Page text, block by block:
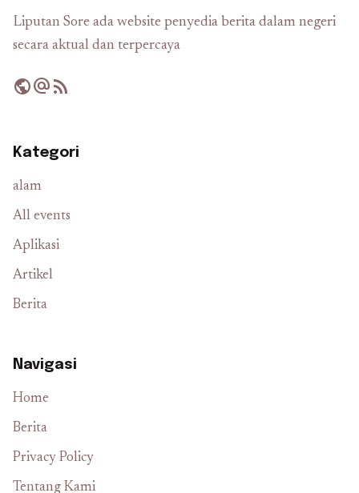
Liputan Sore ada website penyedia berita dalam negeri
secara aktual dan terpercaya
publicalternate_emailrss_feed
Kategori
alam
All events
Aplikasi
Artikel
Berita
Navigasi
Home
Berita
Privacy Policy
Tentang Kami